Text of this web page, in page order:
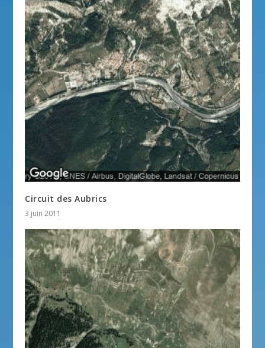
Circuit des Aubrics
3 juin 2011